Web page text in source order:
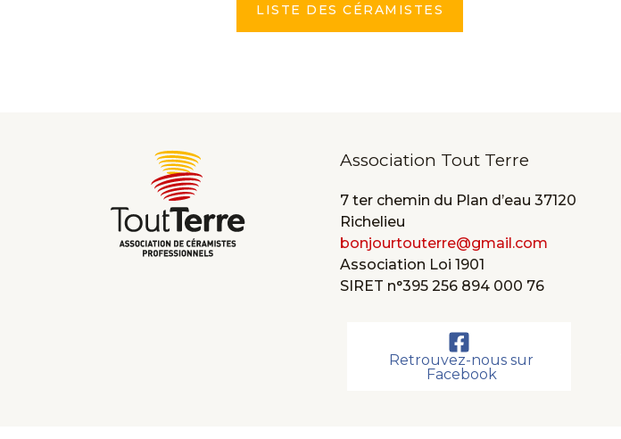
LISTE DES CÉRAMISTES
Association Tout Terre
7 ter chemin du Plan d’eau 37120
Richelieu
bonjourtouterre@gmail.com
Association Loi 1901
SIRET n°395 256 894 000 76
Retrouvez-nous sur
Facebook